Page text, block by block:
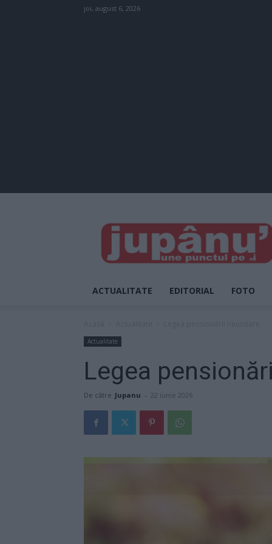
joi, august 6, 2026
JUPÂNU'
ACTUALITATE EDITORIAL FOTO
Actualitate
Legea
De către Jupanu - 22 iunie 2026